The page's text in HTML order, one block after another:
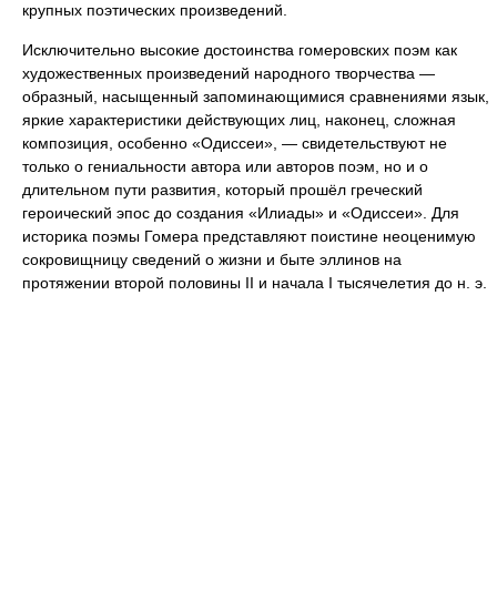
крупных поэтических произведений.
Исключительно высокие достоинства гомеровских поэм как
художественных произведений народного творчества —
образный, насыщенный запоминающимися сравнениями язык,
яркие характеристики действующих лиц, наконец, сложная
композиция, особенно «Одиссеи», — свидетельствуют не
только о гениальности автора или авторов поэм, но и о
длительном пути развития, который прошёл греческий
героический эпос до создания «Илиады» и «Одиссеи». Для
историка поэмы Гомера представляют поистине неоценимую
сокровищницу сведений о жизни и быте эллинов на
протяжении второй половины II и начала I тысячелетия до н. э.